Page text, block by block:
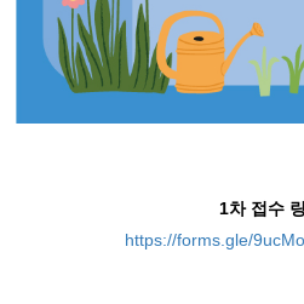
1차 접수
https://forms.gle/